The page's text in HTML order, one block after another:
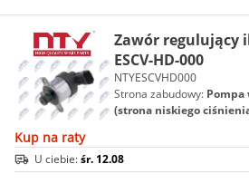
Zawór regulujący
ESCV-HD-000
NTYESCVHD000
Strona zabudowy: Pompa
(strona niskiego
Kup na raty
U ciebie:śr. 12.08